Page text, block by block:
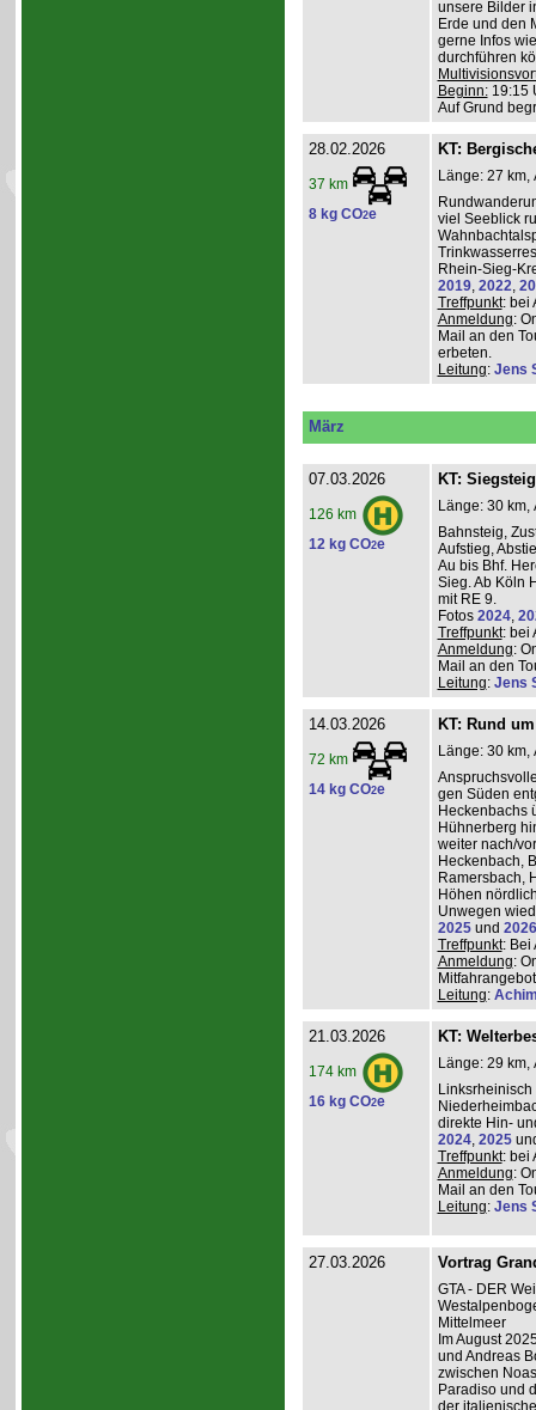
unsere Bilder
Erde und den
gerne Infos
durchführen
Beginn:19:15
Auf Grund
28.02.2026
37 km
8 kg CO2e
KT:
Länge: 27 km,
viel Seeblick
Rhein-Sieg-
2019, 2022,
Treffpunkt: bei
Anmeldung:
Mail an den
erbeten.
Leitung: Jens
März
07.03.2026
126 km
12 kg CO2e
KT: Siegsteig
Länge: 30 km,
Bahnsteig,
Aufstieg,
Au bis Bhf.
Sieg. Ab Köln
mit RE 9.
Fotos 2024,
Treffpunkt: bei
Anmeldung:
Mail an den
Leitung: Jens
14.03.2026
72 km
14 kg CO2e
KT: Rund
Länge: 30 km,
gen Süden
Heckenbachs
Hühnerberg
weiter nach/
Heckenbach,
Ramersbach,
Höhen
Unwegen
2025und 2026
Treffpunkt: Bei
Anmeldung:
Leitung:
21.03.2026
174 km
16 kg CO2e
KT:
Länge: 29 km,
direkte Hin-
2024, 2025
Treffpunkt: bei
Anmeldung:
Mail an den
Leitung: Jens
27.03.2026 Vortrag
GTA - DER
Mittelmeer
Im August
und Andreas
zwischen
Paradiso und
der